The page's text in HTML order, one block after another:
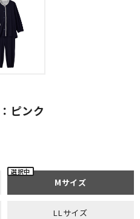
ピンク
Mサイズ
LLサイズ